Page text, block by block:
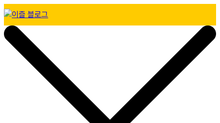
Skip
content
이즐 블로그
모두가 누리는 이동의 즐거움, 캐시비가 이즐로 새로워졌어요